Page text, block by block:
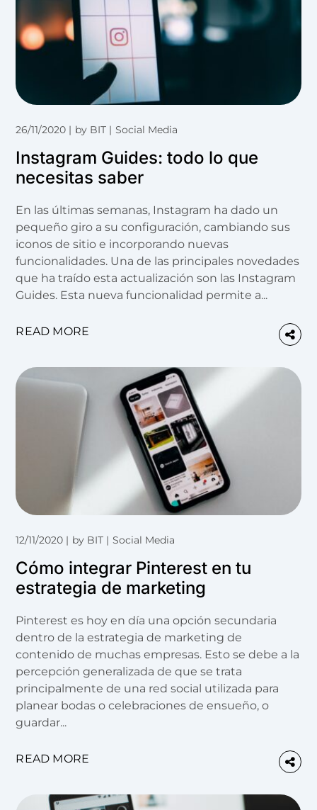
26/11/2020 by BIT Social Media
Instagram Guides: todo lo que
necesitas saber
En las últimas semanas, Instagram ha dado un
pequeño giro a su configuración, cambiando sus
iconos de sitio e incorporando nuevas
funcionalidades. Una de las principales novedades
que ha traído esta actualización son las Instagram
Guides. Esta nueva funcionalidad permite a...
READ MORE
12/11/2020 by BIT Social Media
Cómo integrar Pinterest en tu
estrategia de marketing
Pinterest es hoy en día una opción secundaria
dentro de la estrategia de marketing de
contenido de muchas empresas. Esto se debe a la
percepción generalizada de que se trata
principalmente de una red social utilizada para
planear bodas o celebraciones de ensueño, o
guardar...
READ MORE